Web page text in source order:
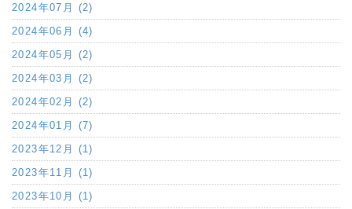
2024年07月 (2)
2024年06月 (4)
2024年05月 (2)
2024年03月 (2)
2024年02月 (2)
2024年01月 (7)
2023年12月 (1)
2023年11月 (1)
2023年10月 (1)